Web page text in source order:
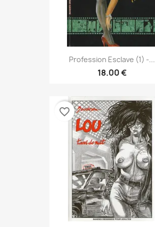
Profession Esclave (1) -...
18.00 €
favorite_border